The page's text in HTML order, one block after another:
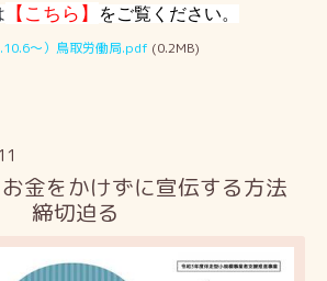
【こちら】
をご覧ください。
～）鳥取労働局.pdf (0.2MB)
お金をかけずに宣伝する方法
締切迫る